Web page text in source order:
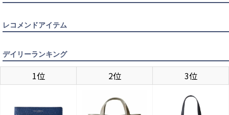
レコメンドアイテム
デイリーランキング
1位 2位 3位